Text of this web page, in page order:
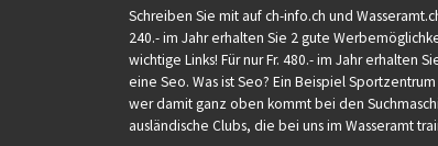
Schreiben Sie mit auf ch-info.ch und
240.- im Jahr erhalten Sie 2 gute
wichtige Links! Für nur Fr. 480.- im Jahr erhalten
eine Seo. Was ist Seo? Ein Beispiel
wer damit ganz oben kommt bei den
ausländische Clubs, die bei uns im Wasseramt